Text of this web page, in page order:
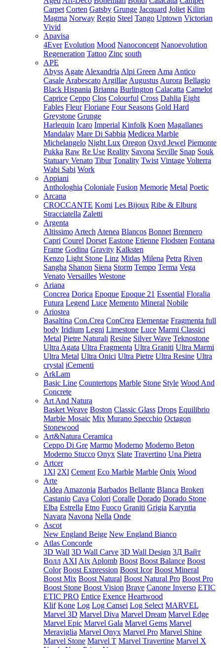
Carpet Corten Gatsby Grunge Jacquard Joliet Kilim
Magma Norway Regio Steel Tango Uptown Victorian
Vivid
Apavisa
4Ever Evolution Mood Nanoconcept Nanoevolution
Regeneration Tattoo Zinc south
APE
Abyss Agate Alexandria Alpi Green Ama Antico
Casale Arabescato Argillae Augustus Aurora Bellagio
Black Hispania Brianna Burlington Calacatta Camelot
Caprice Ceppo Clos Colourful Cross Dahlia Eight
Fables Fleur Floriane Four Seasons Gold Hard
Greystone Grunge
Harlequin Icaro Imperial Kinfolk Koen Magallanes
Mandalay Mare Di Sabbia Medicea Marble
Michelangelo Night Lux Oregon Oxyd Jewel Piemonte
Pukka Raw Re Use Reality Savona Seville Snap Souk
Statuary Venato Tibur Tonality Twist Vintage Volterra
Wabi Sabi Work
Appiani
Anthologhia Coloniale Fusion Memorie Metal Poetic
Arcana
CROCCANTE Komi Les Bijoux Ribe & Elburg
Stracciatella Zaletti
Argenta
Altissimo Artech Atenea Blancos Bonnet Brennero
Capri Courel Dorset Eastone Etienne Flodsten Fontana
Frame Godina Gravity Kalksten
Kenzo Light Stone Linz Midas Milena Petra Riven
Sangha Shanon Siena Storm Tempo Terma Vega
Venato Versailles Westone
Ariana
Concrea Dorica Epoque Epoque 21 Essential Floralia
Futura Legend Luce Memento Mineral Nobile
Ariostea
Basaltina Con.Crea ConCrea Elementae Fragmenta full
body Iridium Legni Limestone Luce Marmi Classici
Metal Pietre Naturali Resine Silver Wave Teknostone
Ultra Agata Ultra Fragmenta Ultra Graniti Ultra Marmi
Ultra Metal Ultra Onici Ultra Pietre Ultra Resine Ultra
crystal iCementi
ArkLam
Basic Line Countertops Marble Stone Style Wood And
Concrete
Art And Natura
Basket Weave Boston Classic Glass Drops Equilibrio
Marble Mosaic Mix Murano Specchio Octagon
Stonewood
Art&Natura Ceramica
Ceppo Di Gre Marmo Moderno Moderno Beton
Moderno Stucco Onyx Slate Travertino Una Pietra
Artcer
1Xl 2Xl Cement Eco Marble Marble Onix Wood
Arte
Aldea Amazonia Barbados Bellante Blanca Broken
Castanio Cava Colori Coralle Dorado Dorado Stone
Elba Estrella Etno Fuoco Graniti Grigia Karyntia
Navara Navona Nella Onde
Ascot
New England Beige New England Bianco
Atlas Concorde
3D Wall 3D Wall Carve 3D Wall Design 3Д Вайт
Волл AXI Aix Aplomb Boost Boost Balance Boost
Color Boost Expression Boost Icor Boost Mineral
Boost Mix Boost Natural Boost Natural Pro Boost Pro
Boost Stone Boost Vision Brave Canone Inverso ETIC
ETIC PRO Entice Exence Heartwood
Klif Kone Log Log Cansei Log Select MARVEL
Marvel 3D Marvel Diva Marvel Dream Marvel Edge
Marvel Epic Marvel Gala Marvel Gems Marvel
Meraviglia Marvel Onyx Marvel Pro Marvel Shine
Marvel Stone Marvel T Marvel Travertine Marvel X